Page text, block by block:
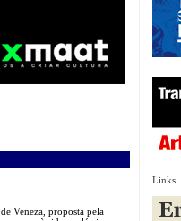
Links
Veneza, proposta pela